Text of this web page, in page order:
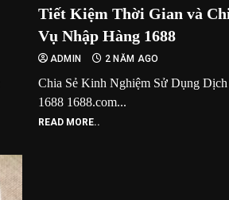
Tiết Kiệm Thời Gian và
Vụ Nhập Hàng 1688
ADMIN 2 NĂM AGO
Chia Sẻ Kinh Nghiệm Sử Dụng Dịch
1688 1688.com...
READ MORE..